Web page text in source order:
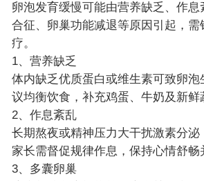
卵泡发育缓慢可能由营养缺乏、作
合征、卵巢功能减退等原因引起，需
疗。
1、营养缺乏
体内缺乏优质蛋白或维生素可致卵泡
议均衡饮食，补充鸡蛋、牛奶及新鲜
2、作息紊乱
长期熬夜或精神压力大干扰激素分泌
家长需督促规律作息，保持心情舒畅
3、多囊卵巢